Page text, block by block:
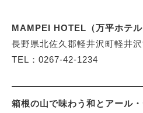
MAMPEI HOTEL（万平ホテル
長野県北佐久郡軽井沢町軽井
TEL：0267-42-1234
箱根の山で味わう和とアール